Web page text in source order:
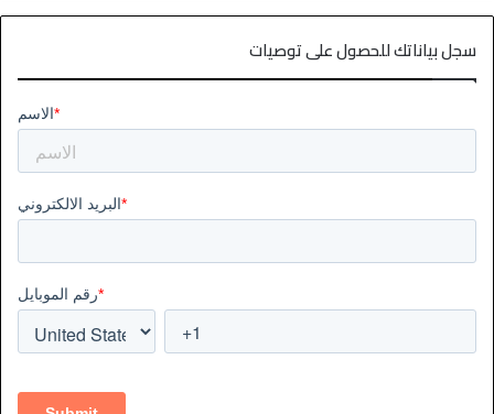
سجل بياناتك للحصول على توصيات